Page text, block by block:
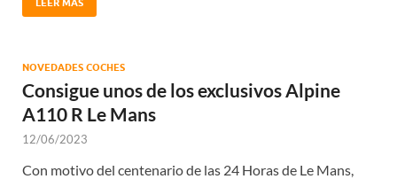
NOVEDADES COCHES
Consigue unos de los exclusivos Alpine
A110 R Le Mans
12/06/2023
Con motivo del centenario de las 24 Horas de Le Mans,